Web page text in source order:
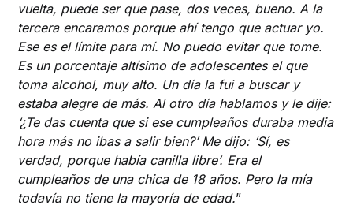
vuelta, puede ser que pase, dos veces, bueno. A la
tercera encaramos porque ahí tengo que actuar yo.
Ese es el límite para mí. No puedo evitar que tome.
Es un porcentaje altísimo de adolescentes el que
toma alcohol, muy alto. Un día la fui a buscar y
estaba alegre de más. Al otro día hablamos y le dije:
‘¿Te das cuenta que si ese cumpleaños duraba media
hora más no ibas a salir bien?’ Me dijo: ‘Sí, es
verdad, porque había canilla libre’. Era el
cumpleaños de una chica de 18 años. Pero la mía
todavía no tiene la mayoría de edad.”